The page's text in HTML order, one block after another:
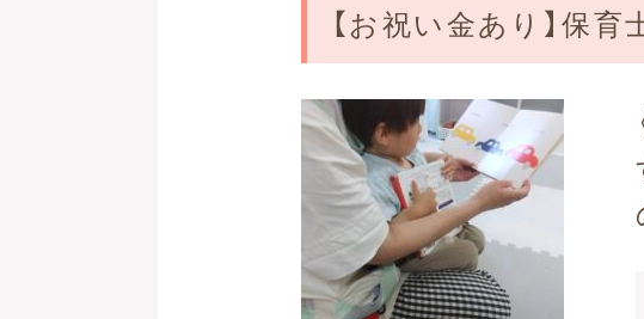
【お祝い金あり】保育